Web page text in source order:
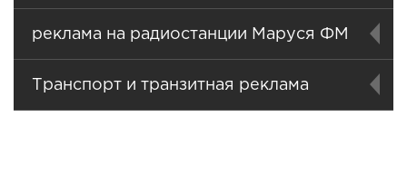
реклама на радиостанции Маруся ФМ
Транспорт и транзитная реклама